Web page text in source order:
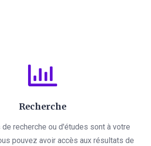
Recherche
recherche ou d'études sont à votre
pouvez avoir accès aux résultats de